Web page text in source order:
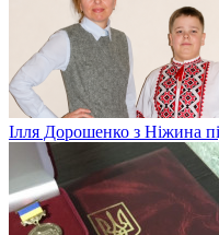
Ілля Дорошенко з Ніжина